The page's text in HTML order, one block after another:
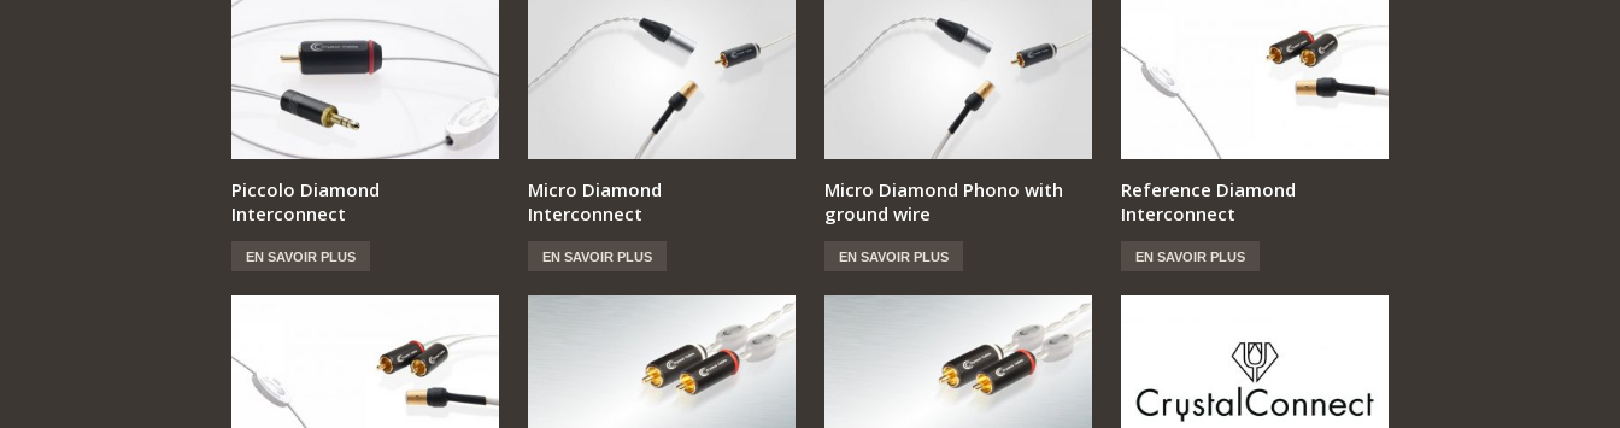
Piccolo Diamond
Interconnect
EN SAVOIR PLUS
Micro Diamond
Interconnect
EN SAVOIR PLUS
Micro Diamond Phono with
ground wire
EN SAVOIR PLUS
Reference Diamond
Interconnect
EN SAVOIR PLUS